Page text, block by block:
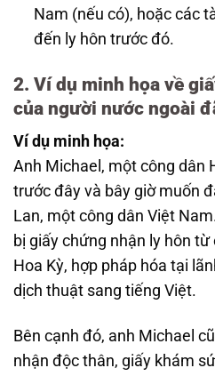
Nam (nếu có), hoặc các
đến ly hôn trước đó.
2. Ví dụ minh họa về
của người nước ngoài
Ví dụ minh họa:
Anh Michael, một công dân
trước đây và bây giờ muốn
Lan, một công dân Việt
bị giấy chứng nhận ly hôn
Hoa Kỳ, hợp pháp hóa tại
dịch thuật sang tiếng Việt.
Bên cạnh đó, anh Michael
nhận độc thân, giấy khám